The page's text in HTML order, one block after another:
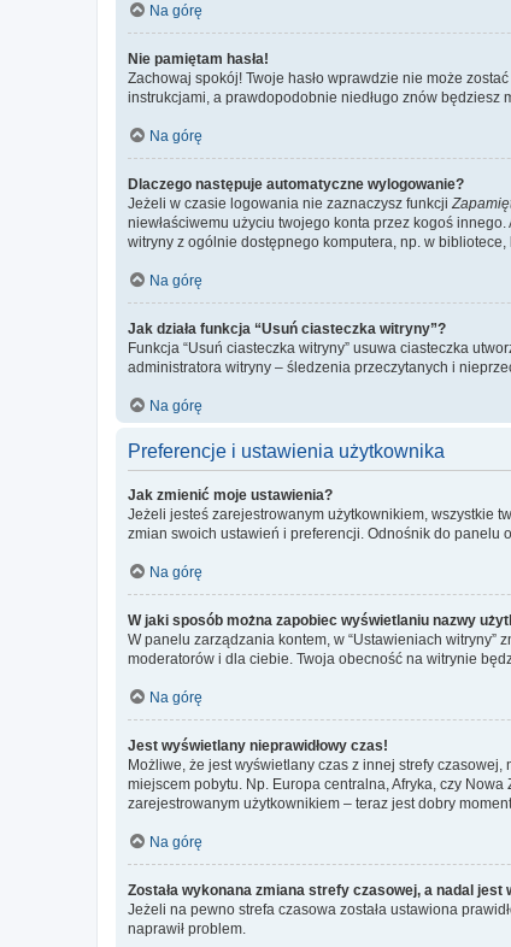
Na górę
Nie pamiętam hasła!
Zachowaj spokój! Twoje hasło wprawdzie nie może
instrukcjami, a prawdopodobnie niedługo znów będziesz
Na górę
Dlaczego następuje automatyczne wylogowanie?
Jeżeli w czasie logowania nie zaznaczysz funkcji
niewłaściwemu użyciu twojego konta przez kogoś
witryny z ogólnie dostępnego komputera, np. w
Na górę
Jak działa funkcja “Usuń ciasteczka witryny”?
Funkcja “Usuń ciasteczka witryny” usuwa ciasteczka
administratora witryny – śledzenia przeczytanych i
Na górę
Preferencje i ustawienia użytkownika
Jak zmienić moje ustawienia?
Jeżeli jesteś zarejestrowanym użytkownikiem, wszystkie
zmian swoich ustawień i preferencji. Odnośnik do panelu
Na górę
W jaki sposób można zapobiec wyświetlaniu nazwy
W panelu zarządzania kontem, w “Ustawieniach witryny”
moderatorów i dla ciebie. Twoja obecność na witrynie
Na górę
Jest wyświetlany nieprawidłowy czas!
Możliwe, że jest wyświetlany czas z innej strefy
miejscem pobytu. Np. Europa centralna, Afryka, czy
zarejestrowanym użytkownikiem – teraz jest dobry
Na górę
Została wykonana zmiana strefy czasowej, a nadal jest
Jeżeli na pewno strefa czasowa została ustawiona
naprawił problem.